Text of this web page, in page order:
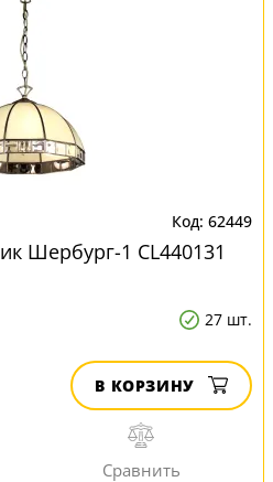
62449
Шербург-1 CL440131
27 шт.
В КОРЗИНУ